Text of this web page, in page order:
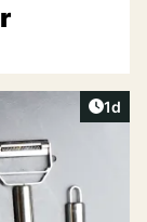
1d